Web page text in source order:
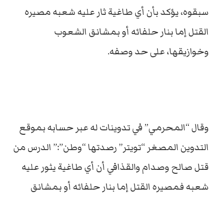
سبقوه، يؤكد بأن أي طاغية ثار عليه شعبه مصيره
القتل إما بنار حلفائه أو بمشانق الشعوب
وخوازيقها، على حد وصفه.
وقال “المحرمي” في تدوينات له عبر حسابه بموقع
التدوين المصغر “تويتر” رصدتها “وطن”:” الدرس من
قتل صالح وصدام والقذافي أن أي طاغية يثور عليه
شعبه فمصيره القتل إما بنار حلفائه أو بمشانق